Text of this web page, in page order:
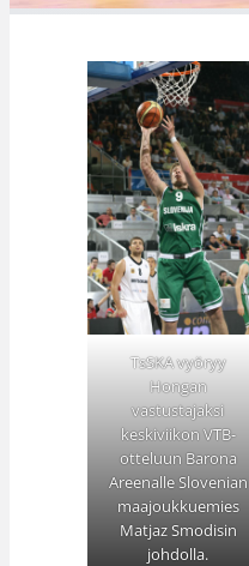
TsSKA vyöryy
Hongan
vastustajaksi
keskiviikon VTB-
otteluun Barona
Areenalle Slovenian
maajoukkuemies
Matjaz Smodisin
johdolla.